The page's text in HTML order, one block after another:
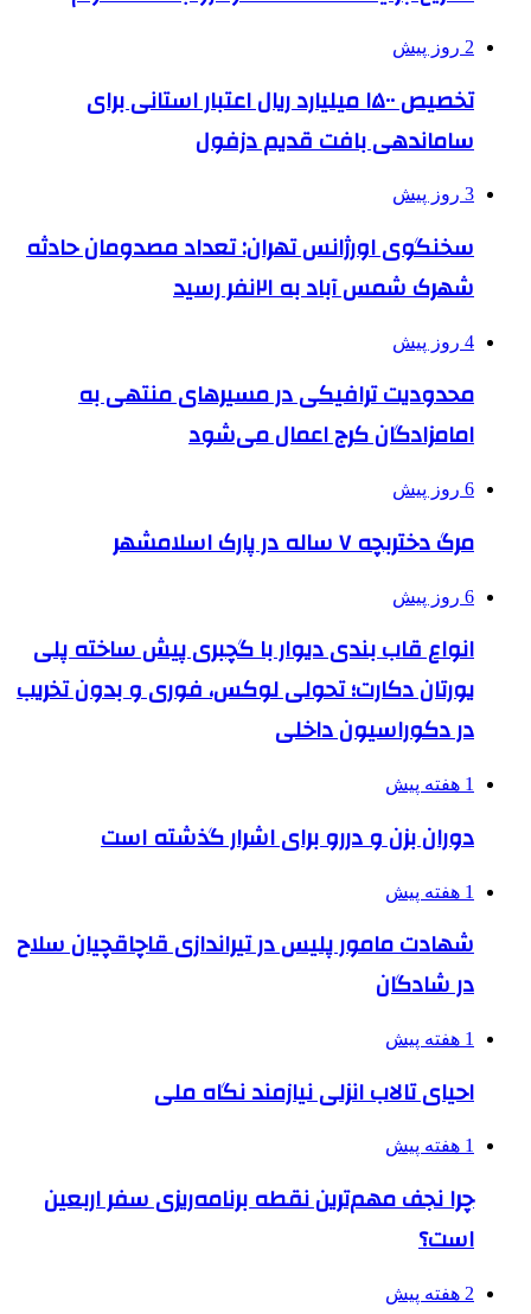
2 روز پیش
تخصیص ۱۵۰۰ میلیارد ریال اعتبار استانی برای
ساماندهی بافت قدیم دزفول
3 روز پیش
سخنگوی اورژانس تهران: تعداد مصدومان حادثه
شهرک شمس آباد به ۲۱نفر رسید
4 روز پیش
محدودیت ترافیکی در مسیرهای منتهی به
امامزادگان کرج اعمال می‌شود
6 روز پیش
مرگ دختربچه ۷ ساله در پارک اسلامشهر
6 روز پیش
انواع قاب بندی دیوار با گچبری پیش ساخته پلی
یورتان دکارت؛ تحولی لوکس، فوری و بدون تخریب
در دکوراسیون داخلی
1 هفته پیش
دوران بزن و دررو برای اشرار گذشته است
1 هفته پیش
شهادت مامور پلیس در تیراندازی قاچاقچیان سلاح
در شادگان
1 هفته پیش
احیای تالاب انزلی نیازمند نگاه ملی
1 هفته پیش
چرا نجف مهم‌ترین نقطه برنامه‌ریزی سفر اربعین
است؟
2 هفته پیش